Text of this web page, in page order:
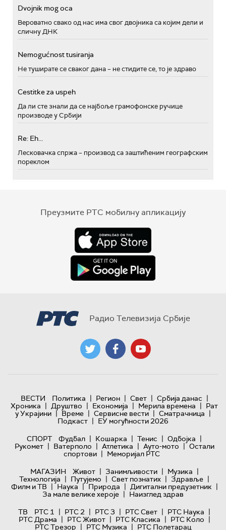
Dvojnik mog oca
Вероватно свако од нас има свог двојника са којим дели и
сличну ДНК
Nemogućnost tusiranja
Не туширате се сваког дана – не стидите се, то је здраво
Cestitke za uspeh
Да ли сте знали да се најбоље грамофонске ручице
производе у Србији
Re: Eh...
Лесковачка спржа – производ са заштићеним географским
пореклом
Преузмите РТС мобилну апликацију
Радио Телевизија Србије
ВЕСТИ Политика | Регион | Свет | Србија данас |
Хроника | Друштво | Економија | Мерила времена | Рат
у Украјини | Време | Сервисне вести | Сматрачница |
Подкаст | ЕУ могућности 2026
СПОРТ
Фудбал | Кошарка | Тенис | Одбојка |
Рукомет | Ватерполо | Атлетика | Ауто-мото | Остали
спортови | Меморијал РТС
МАГАЗИН
Живот | Занимљивости | Музика |
Технологијa | Путујемо | Свет познатих | Здравље |
Филм и ТВ | Наука | Природа | Дигитални предузетник |
За мале велике хероје | Наизглед здрав
ТВ
РТС 1 | РТС 2 | РТС 3 | РТС Свет | РТС Наука |
РТС Драма | РТС Живот | РТС Класика | РТС Коло |
РТС Трезор | РТС Музика | РТС Полетарац